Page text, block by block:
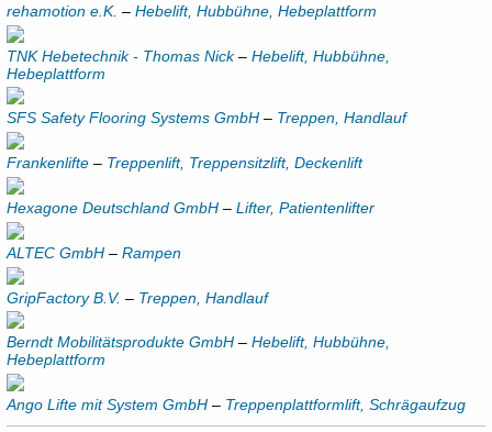
rehamotion e.K. –Hebelift, Hubbühne, Hebeplattform
TNK Hebetechnik - Thomas Nick–Hebelift, Hubbühne,
Hebeplattform
SFS Safety Flooring Systems GmbH – Treppen, Handlauf
Frankenlifte – Treppenlift, Treppensitzlift, Deckenlift
Hexagone Deutschland GmbH –Lifter, Patientenlifter
ALTEC GmbH –Rampen
GripFactory B.V. – Treppen, Handlauf
Berndt Mobilitätsprodukte GmbH –Hebelift, Hubbühne,
Hebeplattform
Ango Lifte mit System GmbH – Treppenplattformlift, Schrägaufzug